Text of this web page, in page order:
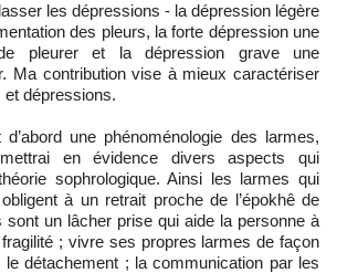
les dépressions - la dépression légère
des pleurs, la forte dépression une
pleurer et la dépression grave une
Ma contribution vise à mieux caractériser
dépressions.
une phénoménologie des larmes,
en évidence divers aspects qui
sophrologique. Ainsi les larmes qui
à un retrait proche de l’épokhê de
sont un lâcher prise qui aide la personne à
; vivre ses propres larmes de façon
le détachement ; la communication par les